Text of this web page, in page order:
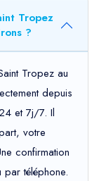
Tropez
?
Tropez au
depuis
et 7j/7. Il
votre
confirmation
téléphone.